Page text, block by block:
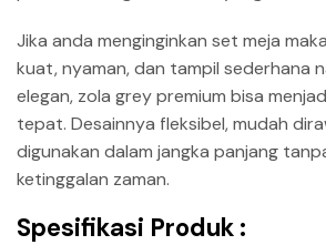
Jika anda menginginkan set meja
kuat, nyaman, dan tampil sederhana
elegan, zola grey premium bisa
tepat. Desainnya fleksibel, mudah
digunakan dalam jangka panjang
ketinggalan zaman.
Spesifikasi Produk :